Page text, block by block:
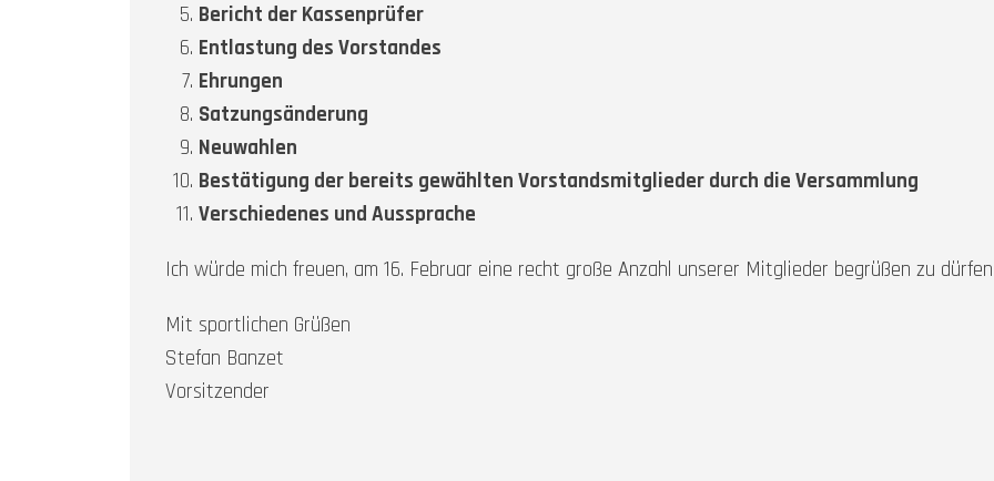
Bericht der Kassenprüfer
Entlastung des Vorstandes
Ehrungen
Satzungsänderung
Neuwahlen
Bestätigung der bereits gewählten Vorstandsmitglieder durch die Versammlung
Verschiedenes und Aussprache
Ich würde mich freuen, am 16. Februar eine recht große Anzahl unserer Mitglieder begrüßen zu
Mit sportlichen Grüßen
Stefan Banzet
Vorsitzender